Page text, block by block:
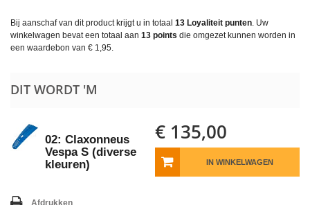
Bij aanschaf van dit product krijgt u in totaal 13 Loyaliteit punten. Uw
winkelwagen bevat een totaal aan 13 points die omgezet kunnen worden in
een waardebon van € 1,95.
DIT WORDT 'M
02: Claxonneus
Vespa S (diverse
kleuren)
€ 135,00
IN WINKELWAGEN
Afdrukken